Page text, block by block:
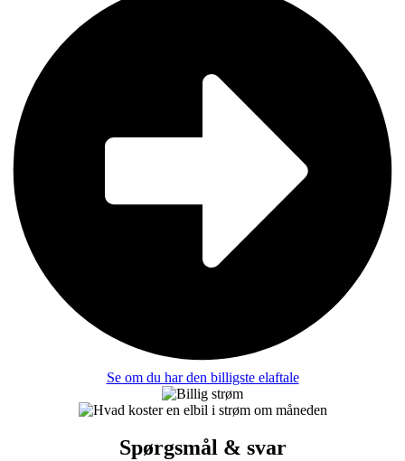
Se om du har den billigste elaftale
Spørgsmål & svar